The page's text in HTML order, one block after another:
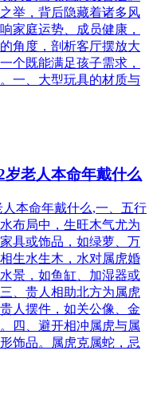
举，背后隐藏着诸多风
家庭运势、成员健康，
角度，剖析客厅摆放大
个既能满足孩子需求，
一、大型玩具的材质与
岁老人本命年戴什么
本命年戴什么,一、五行
布局中，生旺木气尤为
具或饰品，如绿萝、万
生水生木，水对属虎婚
景，如鱼缸、加湿器或
、贵人相助北方为属虎
人摆件，如关公像、金
四、避开相冲属虎与属
饰品。属虎克属蛇，忌